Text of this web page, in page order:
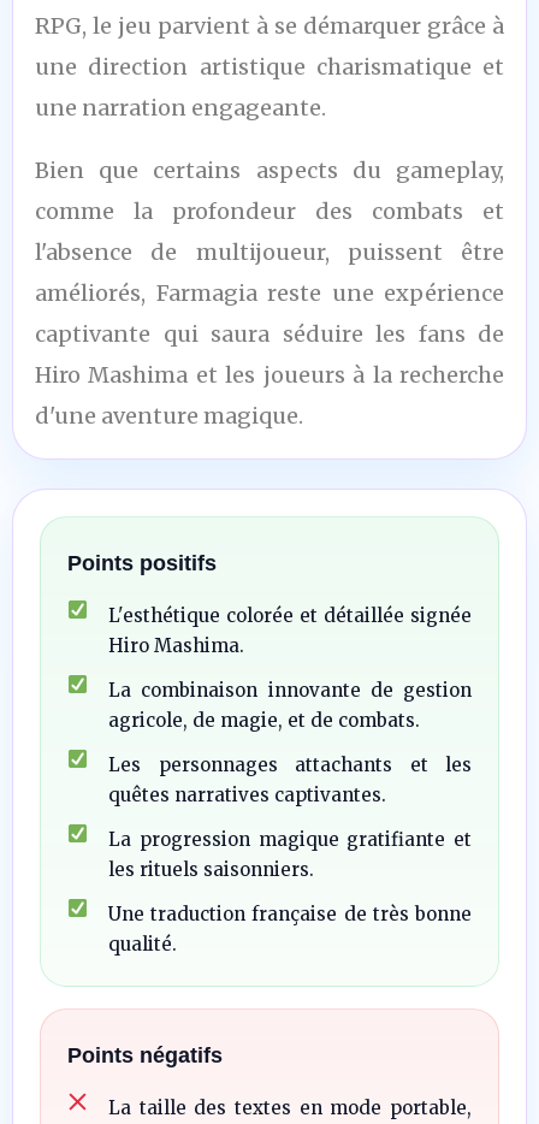
RPG, le jeu parvient à se démarquer grâce à
une direction artistique charismatique et
une narration engageante.
Bien que certains aspects du gameplay,
comme la profondeur des combats et
l'absence de multijoueur, puissent être
améliorés, Farmagia reste une expérience
captivante qui saura séduire les fans de
Hiro Mashima et les joueurs à la recherche
d'une aventure magique.
Points positifs
L'esthétique colorée et détaillée signée
Hiro Mashima.
La combinaison innovante de gestion
agricole, de magie, et de combats.
Les personnages attachants et les
quêtes narratives captivantes.
La progression magique gratifiante et
les rituels saisonniers.
Une traduction française de très bonne
qualité.
Points négatifs
La taille des textes en mode portable,